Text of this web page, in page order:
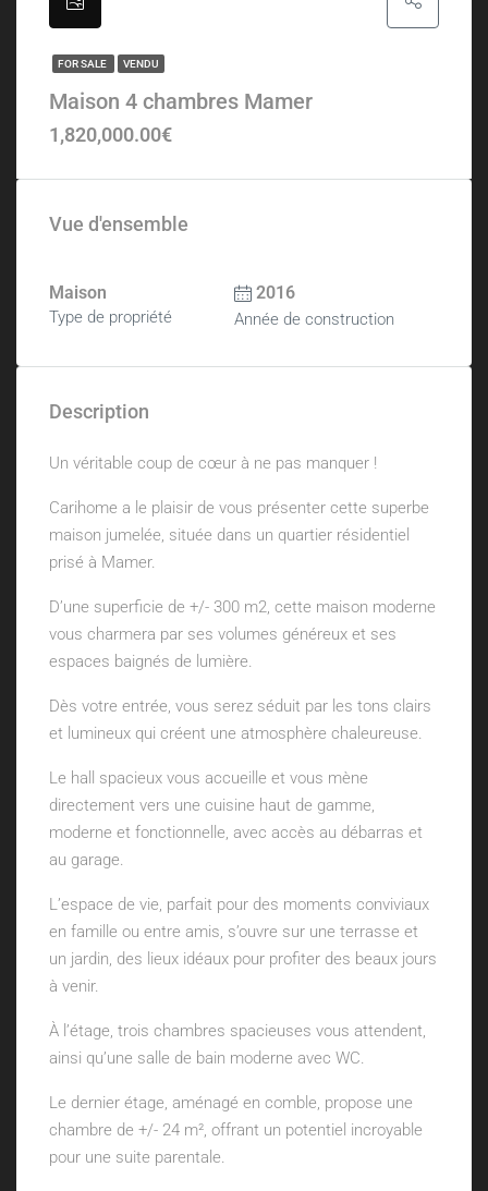
FOR SALE VENDU
Maison 4 chambres Mamer
1,820,000.00€
Vue d'ensemble
Maison
Type de propriété
2016
Année de construction
Description
Un véritable coup de cœur à ne pas manquer !
Carihome a le plaisir de vous présenter cette superbe
maison jumelée, située dans un quartier résidentiel
prisé à Mamer.
D’une superficie de +/- 300 m2, cette maison moderne
vous charmera par ses volumes généreux et ses
espaces baignés de lumière.
Dès votre entrée, vous serez séduit par les tons clairs
et lumineux qui créent une atmosphère chaleureuse.
Le hall spacieux vous accueille et vous mène
directement vers une cuisine haut de gamme,
moderne et fonctionnelle, avec accès au débarras et
au garage.
L’espace de vie, parfait pour des moments conviviaux
en famille ou entre amis, s’ouvre sur une terrasse et
un jardin, des lieux idéaux pour profiter des beaux jours
à venir.
À l’étage, trois chambres spacieuses vous attendent,
ainsi qu’une salle de bain moderne avec WC.
Le dernier étage, aménagé en comble, propose une
chambre de +/- 24 m², offrant un potentiel incroyable
pour une suite parentale.